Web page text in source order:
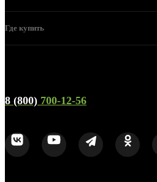
Где купить
8 (800) 700-12-56